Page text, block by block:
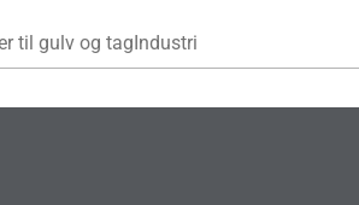
til gulv og tagIndustri